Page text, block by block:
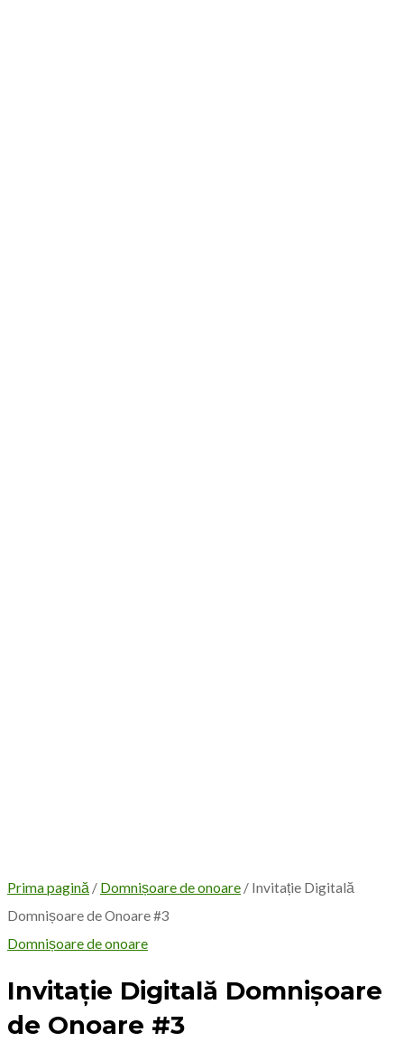
Prima pagină / Domnișoare de onoare / Invitație Digitală
Domnișoare de Onoare #3
Domnișoare de onoare
Invitație Digitală Domnișoare
de Onoare #3